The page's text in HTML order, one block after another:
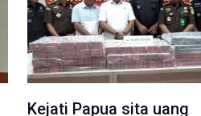
Kejati Papua sita uang